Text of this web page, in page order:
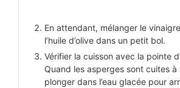
En attendant, mélanger le
l’huile d’olive dans un petit bol.
Vérifier la cuisson avec la pointe
Quand les asperges sont cuites
plonger dans l’eau glacée pour